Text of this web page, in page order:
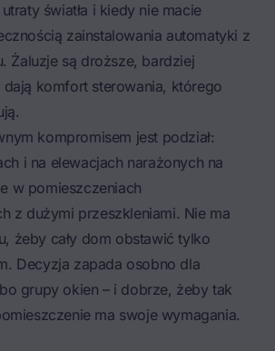
światła i kiedy nie macie
zainstalowania automatyki z
Żaluzje są droższe, bardziej
dają komfort sterowania, którego
kompromisem jest podział:
i na elewacjach narażonych na
w pomieszczeniach
z dużymi przeszkleniami. Nie ma
żeby cały dom obstawić tylko
Decyzja zapada osobno dla
grupy okien – i dobrze, żeby tak
ma swoje wymagania.